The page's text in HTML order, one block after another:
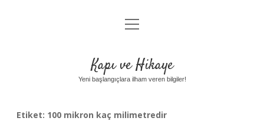
Anasayfa
Yasal Uyarı
menüyü
aç
Kapı ve Hikaye
Yeni başlangıçlara ilham veren bilgiler!
Etiket: 100 mikron kaç milimetredir